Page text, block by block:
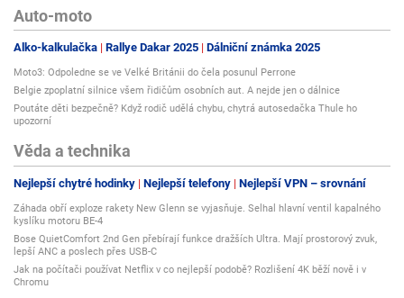
Auto-moto
Alko-kalkulačka Rallye Dakar 2025 Dálniční známka 2025
Moto3: Odpoledne se ve Velké Británii do čela posunul Perrone
Belgie zpoplatní silnice všem řidičům osobních aut. A nejde jen o dálnice
Poutáte děti bezpečně? Když rodič udělá chybu, chytrá autosedačka Thule ho
upozorní
Věda a technika
Nejlepší chytré hodinky Nejlepší telefony Nejlepší VPN – srovnání
Záhada obří exploze rakety New Glenn se vyjasňuje. Selhal hlavní ventil kapalného
kyslíku motoru BE-4
Bose QuietComfort 2nd Gen přebírají funkce dražších Ultra. Mají prostorový zvuk,
lepší ANC a poslech přes USB-C
Jak na počítači používat Netflix v co nejlepší podobě? Rozlišení 4K běží nově i v
Chromu